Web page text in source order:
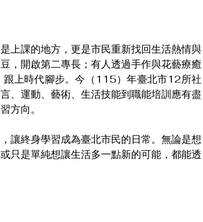
上課的地方，更是市民重新找回生活熱情與
，開啟第二專長；有人透過手作與花藝療癒
上時代腳步。今（115）年臺北市12所社
、運動、藝術、生活技能到職能培訓應有盡
方向。
讓終身學習成為臺北市民的日常。無論是想
只是單純想讓生活多一點新的可能，都能透